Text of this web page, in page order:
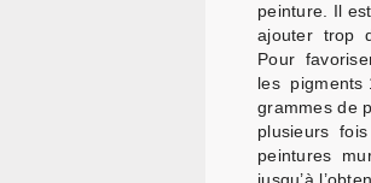
peinture. Il
ajouter trop
Pour
les
grammes de
plusieurs
peintures